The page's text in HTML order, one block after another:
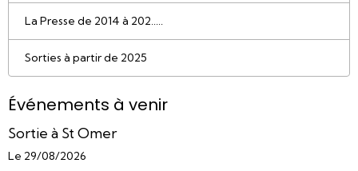
La Presse de 2014 à 202.....
Sorties à partir de 2025
Événements à venir
Sortie à St Omer
Le 29/08/2026